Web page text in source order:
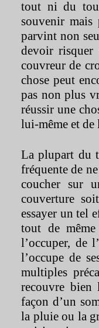
tout ni du
souvenir mais
parvint non
devoir risquer
couvreur de
chose peut
pas non plus
réussir une
lui-même et de
La plupart du
fréquente de
coucher sur
couverture
essayer un tel
tout de
l’occuper, de
l’occupe de
multiples
recouvre bien
façon d’un
la pluie ou la